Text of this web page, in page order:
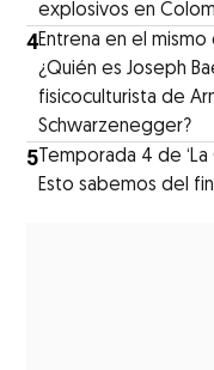
explosivos en
4Entrena en el
¿Quién es Joseph
fisicoculturista de
Schwarzenegger?
5Temporada 4 de ‘La
Esto sabemos del